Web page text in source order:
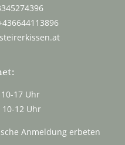
17 Uhr
10-12 Uhr
Anmeldung erbeten